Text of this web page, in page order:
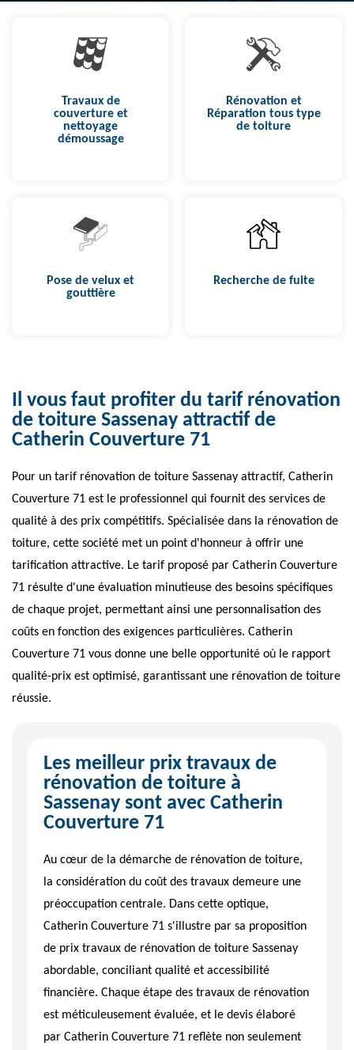
Travaux de
couverture et
nettoyage
démoussage
Rénovation et
Réparation tous type
de toiture
Pose de velux et
gouttière
Recherche de fuite
Il vous faut profiter du tarif rénovation
de toiture Sassenay attractif de
Catherin Couverture 71
Pour un tarif rénovation de toiture Sassenay attractif, Catherin
Couverture 71 est le professionnel qui fournit des services de
qualité à des prix compétitifs. Spécialisée dans la rénovation de
toiture, cette société met un point d'honneur à offrir une
tarification attractive. Le tarif proposé par Catherin Couverture
71 résulte d'une évaluation minutieuse des besoins spécifiques
de chaque projet, permettant ainsi une personnalisation des
coûts en fonction des exigences particulières. Catherin
Couverture 71 vous donne une belle opportunité où le rapport
qualité-prix est optimisé, garantissant une rénovation de toiture
réussie.
Les meilleur prix travaux de
rénovation de toiture à
Sassenay sont avec Catherin
Couverture 71
Au cœur de la démarche de rénovation de toiture,
la considération du coût des travaux demeure une
préoccupation centrale. Dans cette optique,
Catherin Couverture 71 s'illustre par sa proposition
de prix travaux de rénovation de toiture Sassenay
abordable, conciliant qualité et accessibilité
financière. Chaque étape des travaux de rénovation
est méticuleusement évaluée, et le devis élaboré
par Catherin Couverture 71 reflète non seulement